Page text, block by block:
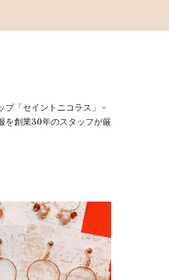
プ「セイントニコラス」 –
を創業30年のスタッフが厳